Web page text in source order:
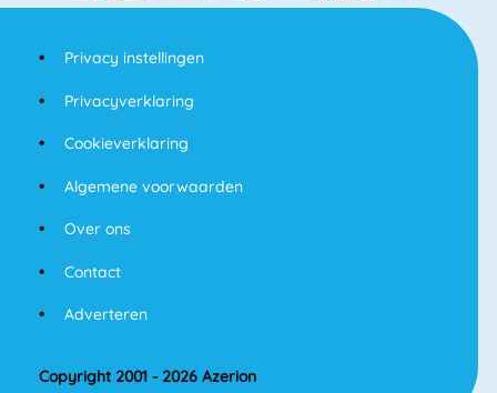
Privacy instellingen
Privacyverklaring
Cookieverklaring
Algemene voorwaarden
Over ons
Contact
Adverteren
Copyright 2001 - 2026 Azerion